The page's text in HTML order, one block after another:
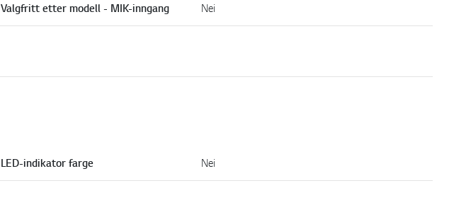
Valgfritt etter modell - MIK-inngang Nei
LED-indikator farge Nei